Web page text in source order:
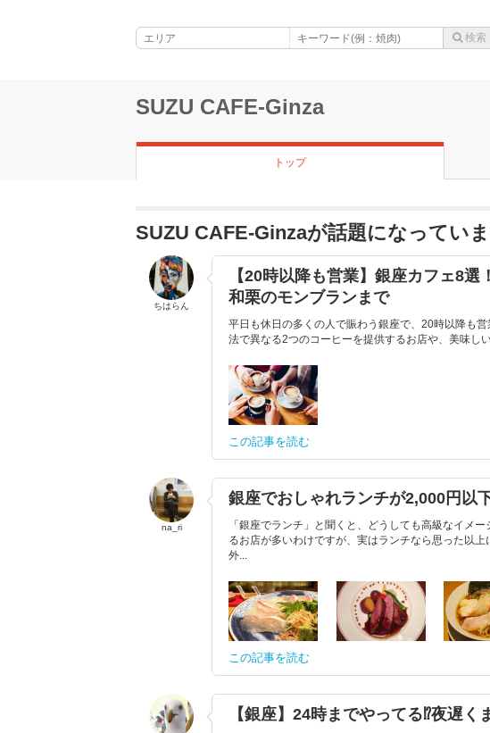
SUZU CAFE-Ginza
トップ
SUZU CAFE-Ginzaが話題になってい
ちはらん
【20時以降も営業】銀座カフェ8
和栗のモンブランまで
平日も休日の多くの人で賑わう銀座で、20時以降も
法で異なる2つのコーヒーを提供するお店や、美味し
この記事を読む
na_ri
銀座でおしゃれランチが2,000円以
「銀座でランチ」と聞くと、どうしても高級なイメ
るお店が多いわけですが、実はランチなら思った以
外...
この記事を読む
【銀座】24時までやってる⁉︎夜遅